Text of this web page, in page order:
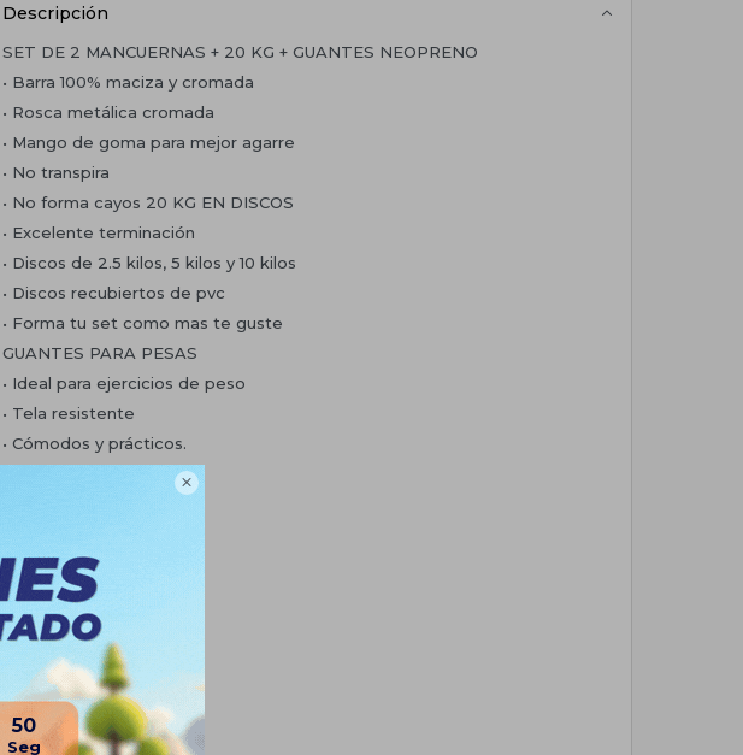

49
Descripción
SET DE 2 MANCUERNAS + 20 KG + GUANTES NEOPRENO
• Barra 100% maciza y cromada
• Rosca metálica cromada
• Mango de goma para mejor agarre
• No transpira
• No forma cayos 20 KG EN DISCOS
• Excelente terminación
• Discos de 2.5 kilos, 5 kilos y 10 kilos
• Discos recubiertos de pvc
• Forma tu set como mas te guste
GUANTES PARA PESAS
• Ideal para ejercicios de peso
• Tela resistente
• Cómodos y prácticos.
• 4 Discos 5Kg
• Guantes de pesas
OPCIÓN 2
• 2 Mancuernas
• 2 Discos 5Kg
• 4 Discos 2.5Kg
• Guantes de pesas
OPCIÓN 3